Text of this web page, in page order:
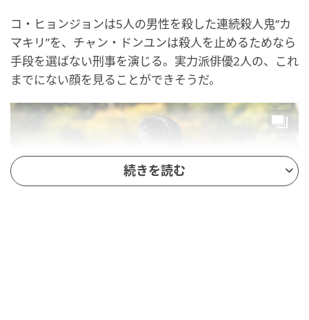
コ・ヒョンジョンは5人の男性を殺した連続殺人鬼“カ
マキリ”を、チャン・ドンユンは殺人を止めるためなら
手段を選ばない刑事を演じる。実力派俳優2人の、これ
までにない顔を見ることができそうだ。
続きを読む